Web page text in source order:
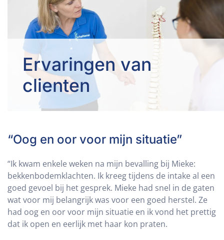
Ervaringen van
clienten
“Oog en oor voor mijn situatie”
“Ik kwam enkele weken na mijn bevalling bij Mieke:
bekkenbodemklachten. Ik kreeg tijdens de intake al een
goed gevoel bij het gesprek. Mieke had snel in de gaten
wat voor mij belangrijk was voor een goed herstel. Ze
had oog en oor voor mijn situatie en ik vond het prettig
dat ik open en eerlijk met haar kon praten.